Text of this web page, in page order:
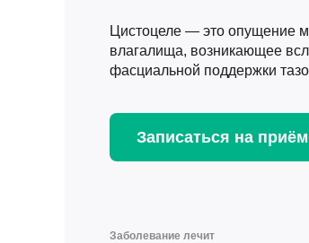
Цистоцеле — это опущение
влагалища, возникающее
фасциальной поддержки
Записаться на приём
Заболевание лечит